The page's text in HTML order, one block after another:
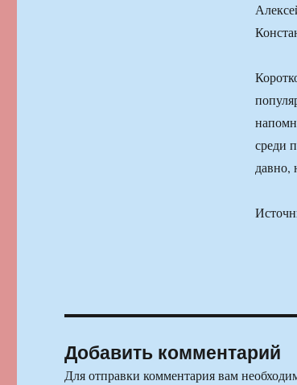
среди
давно,
Добавить комментарий
Для отправки комментария вам